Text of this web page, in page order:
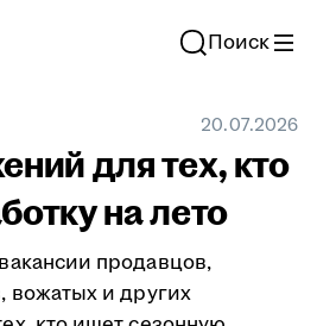
Поиск
20.07.2026
для тех, кто
на лето
продавцов,
вожатых и других